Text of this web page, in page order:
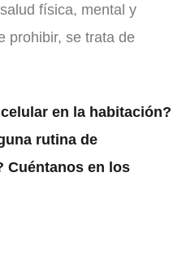
física, mental y
prohibir, se trata de
en la habitación?
rutina de
Cuéntanos en los